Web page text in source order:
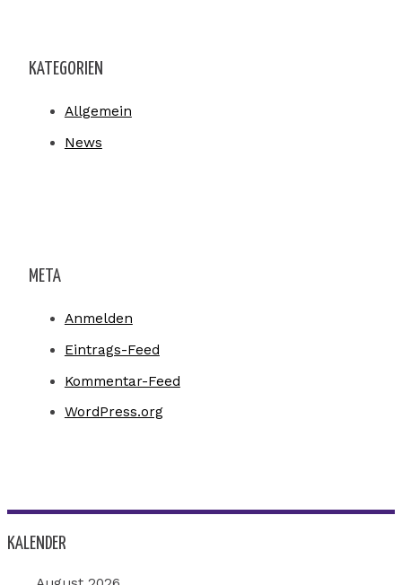
KATEGORIEN
Allgemein
News
META
Anmelden
Eintrags-Feed
Kommentar-Feed
WordPress.org
KALENDER